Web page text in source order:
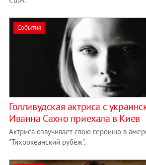
События
​Голливудская актриса с
Иванна Сахно приехала в Киев
Актриса озвучивает свою героиню в
"Тихоокеанский рубеж".